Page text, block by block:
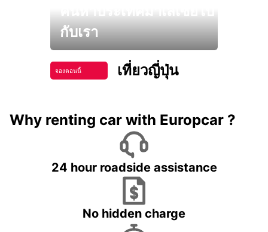
กับเรา
จองตอนนี้ เที่ยวญี่ปุ่น
Why renting car with Europcar ?
24 hour roadside assistance
No hidden charge